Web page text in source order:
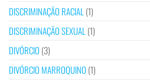
DISCRIMINAÇÃO RACIAL (1)
DISCRIMINAÇÃO SEXUAL (1)
DIVÓRCIO (3)
DIVÓRCIO MARROQUINO (1)